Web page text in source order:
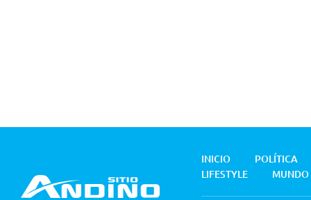
INICIO POLÍTICA
LIFESTYLE
MUNDO